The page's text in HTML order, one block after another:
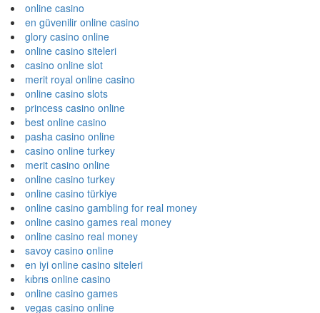
online casino
en güvenilir online casino
glory casino online
online casino siteleri
casino online slot
merit royal online casino
online casino slots
princess casino online
best online casino
pasha casino online
casino online turkey
merit casino online
online casino turkey
online casino türkiye
online casino gambling for real money
online casino games real money
online casino real money
savoy casino online
en iyi online casino siteleri
kıbrıs online casino
online casino games
vegas casino online